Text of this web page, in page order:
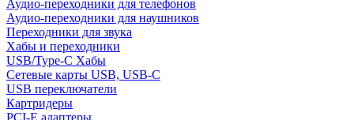
Аудио-переходники для телефонов
Аудио-переходники для наушников
Переходники для звука
Хабы и переходники
USB/Type-C Хабы
Сетевые карты USB, USB-C
USB переключатели
Картридеры
PCI-E адаптеры